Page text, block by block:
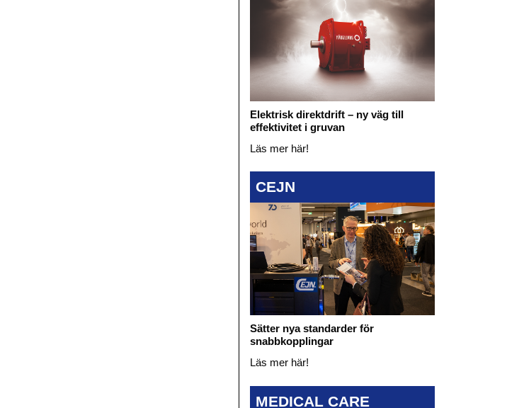
Elektrisk direktdrift – ny väg till
effektivitet i gruvan
Läs mer här!
CEJN
Sätter nya standarder för
snabbkopplingar
Läs mer här!
MEDICAL CARE